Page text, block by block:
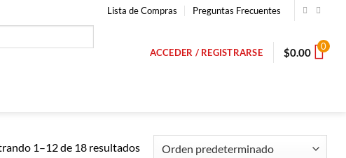
Lista de Compras Preguntas Frecuentes
ACCEDER / REGISTRARSE $0.00 0
1–12 de 18 resultados